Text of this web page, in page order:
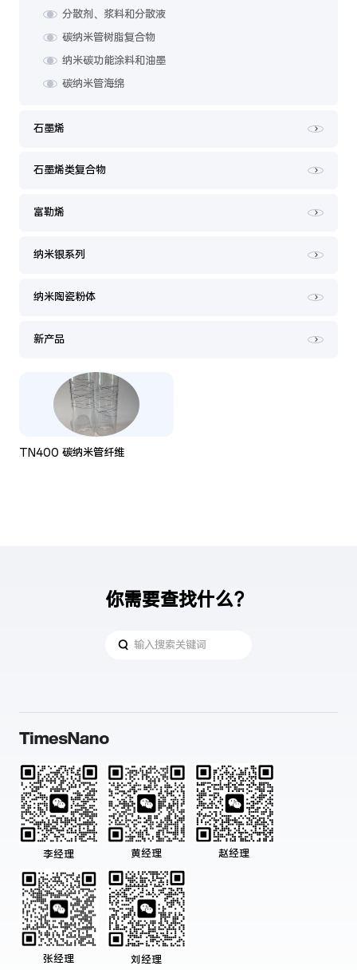
分散剂、浆料和分散液
碳纳米管树脂复合物
纳米碳功能涂料和油墨
碳纳米管海绵
石墨烯
石墨烯类复合物
富勒烯
纳米银系列
纳米陶瓷粉体
新产品
TN400 碳纳米管纤维
你需要查找什么？
李经理 黄经理 赵经理
张经理 刘经理